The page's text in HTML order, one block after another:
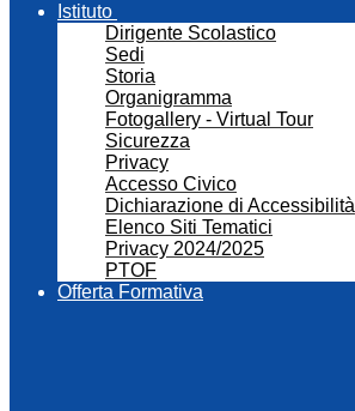
Istituto
Dirigente Scolastico
Sedi
Storia
Organigramma
Fotogallery - Virtual Tour
Sicurezza
Privacy
Accesso Civico
Dichiarazione di Accessibilità
Elenco Siti Tematici
Privacy 2024/2025
PTOF
Offerta Formativa